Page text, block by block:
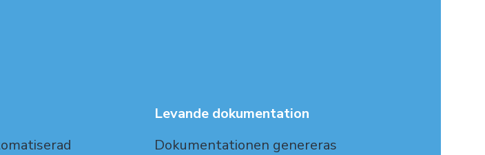
Levande dokumentation
Dokumentationen genereras